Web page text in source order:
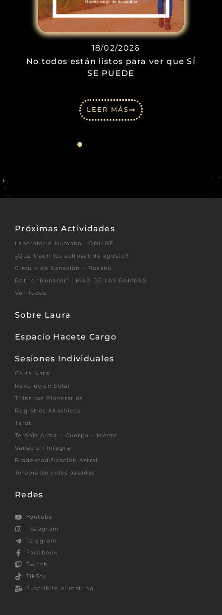
18/02/2026
No todos están listos para ver que SÍ
SE PUEDE
LEER MÁS
Próximas Actividades
Laboratorio Humano | ONLINE
¿Qué traen los eclipses de agosto?
Circulo de Sanación – Rosario
Retiro “Renacer” | MAR DE LAS PAMPAS
Ver Todos
Sobre Laura
Espacio Hacete Cargo
Sesiones Individuales
Carta Natal
Revolución Solar
Tránsitos Planetarios
Registros Akáshicos
Tarot
Terapia Alma – Cuerpo – Mente
Sanación Integral
Biodescodificación Astral
Terapia de vidas pasadas
Redes
Youtube
Instagram
Telegram
Facebook
Twitch
TikTok
Suscribite al mailing